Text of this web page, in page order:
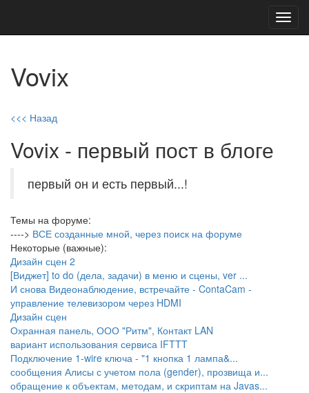
Vovix
<<< Назад
Vovix - первый пост в блоге
первый он и есть первый...!
Темы на форуме:
----> ВСЕ созданные мной, через поиск на форуме
Некоторые (важные):
Дизайн сцен 2
[Виджет] to do (дела, задачи) в меню и сцены, ver ...
И снова Видеонаблюдение, встречайте - ContaCam -
управление телевизором через HDMI
Дизайн сцен
Охранная панель, ООО "Ритм", Контакт LAN
вариант использования сервиса IFTTT
Подключение 1-wire ключа - "1 кнопка 1 лампа&...
сообщения Алисы с учетом пола (gender), прозвища и...
обращение к объектам, методам, и скриптам на Javas...